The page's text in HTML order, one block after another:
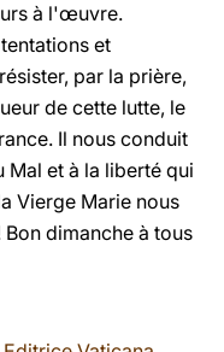
à l'œuvre.
et
par la prière,
de cette lutte, le
Il nous conduit
Mal et à la liberté qui
Vierge Marie nous
dimanche à tous